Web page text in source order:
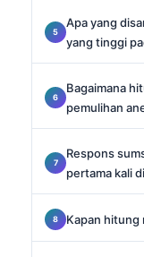
Apa yang
yang tinggi
Bagaimana
pemulihan
Respons
pertama kali
Kapan hitung